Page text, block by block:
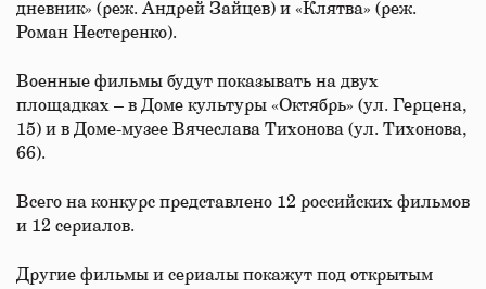
дневник» (реж. Андрей Зайцев) и «Клятва» (реж.
Роман Нестеренко).
Военные фильмы будут показывать на двух
площадках – в Доме культуры «Октябрь» (ул. Герцена,
15) и в Доме-музее Вячеслава Тихонова (ул. Тихонова,
66).
Всего на конкурс представлено 12 российских фильмов
и 12 сериалов.
Другие фильмы и сериалы покажут под открытым